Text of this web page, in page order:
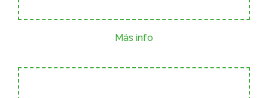
Más info